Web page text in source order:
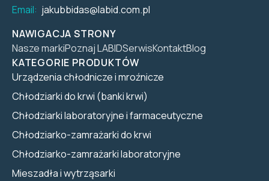
Email: jakubbidas@labid.com.pl
NAWIGACJA STRONY
Nasze markiPoznaj LABIDSerwisKontaktBlog
KATEGORIE PRODUKTÓW
Urządzenia chłodnicze i mroźnicze
Chłodziarki do krwi (banki krwi)
Chłodziarki laboratoryjne i farmaceutyczne
Chłodziarko-zamrażarki do krwi
Chłodziarko-zamrażarki laboratoryjne
Mieszadła i wytrząsarki